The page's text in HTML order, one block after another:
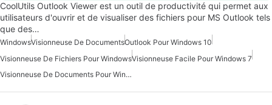
CoolUtils Outlook Viewer est un outil de productivité qui permet aux
utilisateurs d'ouvrir et de visualiser des fichiers pour MS Outlook tels
que des…
WindowsVisionneuse De DocumentsOutlook Pour Windows 10
Visionneuse De Fichiers Pour WindowsVisionneuse Facile Pour Windows 7
Visionneuse De Documents Pour Windows